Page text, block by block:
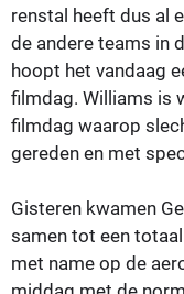
renstal heeft dus al
de andere teams in
hoopt het vandaag
filmdag. Williams is
filmdag waarop
gereden en met
Gisteren kwamen
samen tot een
met name op de